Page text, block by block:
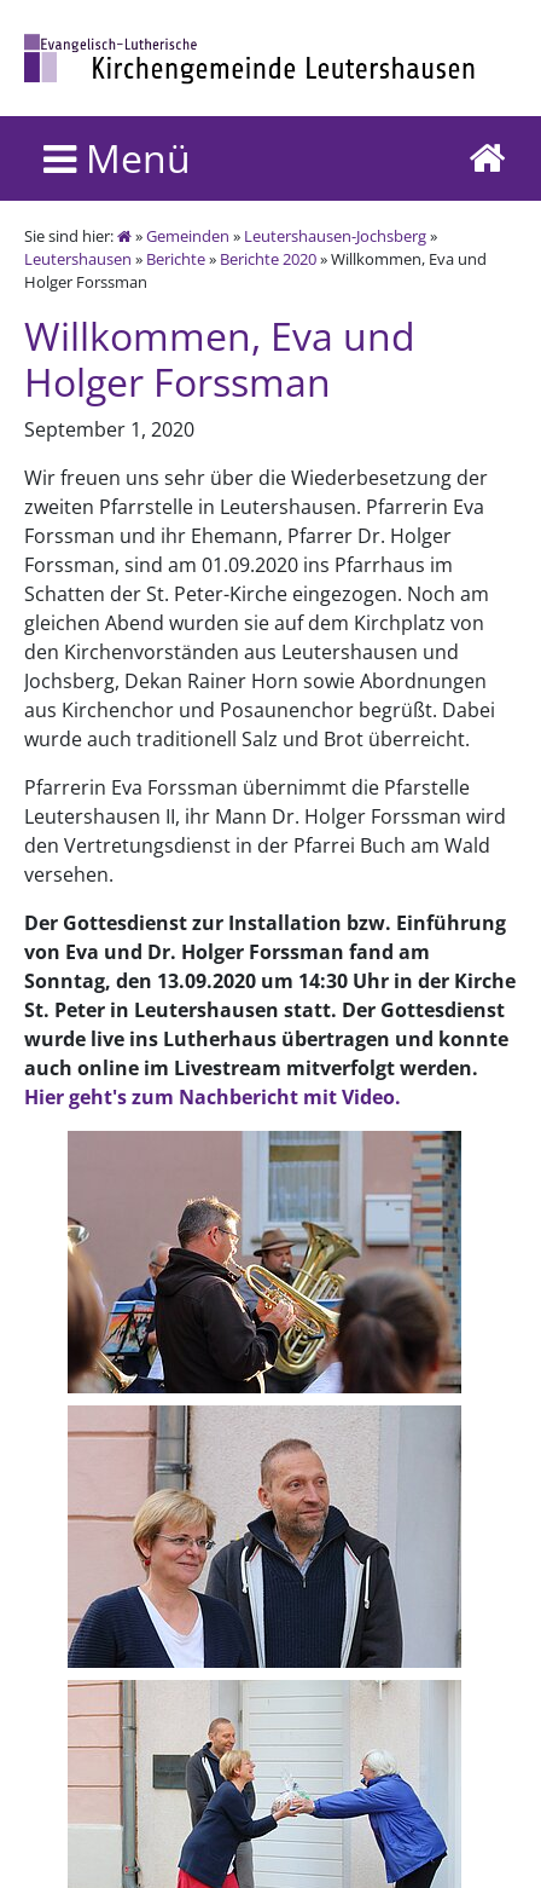
Menü
Sie sind hier: »Gemeinden » Leutershausen-Jochsberg»
Leutershausen » Berichte» Berichte 2020» Willkommen, Eva und
Holger Forssman
Willkommen, Eva und
Holger Forssman
September 1, 2020
Wir freuen uns sehr über die Wiederbesetzung der
zweiten Pfarrstelle in Leutershausen. Pfarrerin Eva
Forssman und ihr Ehemann, Pfarrer Dr. Holger
Forssman, sind am 01.09.2020 ins Pfarrhaus im
Schatten der St. Peter-Kirche eingezogen. Noch am
gleichen Abend wurden sie auf dem Kirchplatz von
den Kirchenvorständen aus Leutershausen und
Jochsberg, Dekan Rainer Horn sowie Abordnungen
aus Kirchenchor und Posaunenchor begrüßt. Dabei
wurde auch traditionell Salz und Brot überreicht.
Pfarrerin Eva Forssman übernimmt die Pfarstelle
Leutershausen II, ihr Mann Dr. Holger Forssman wird
den Vertretungsdienst in der Pfarrei Buch am Wald
versehen.
Der Gottesdienst zur Installation bzw. Einführung
von Eva und Dr. Holger Forssman fand am
Sonntag, den 13.09.2020 um 14:30 Uhr in der Kirche
St. Peter in Leutershausen statt. Der Gottesdienst
wurde live ins Lutherhaus übertragen und konnte
auch online im Livestream mitverfolgt werden.
Hier geht's zum Nachbericht mit Video.